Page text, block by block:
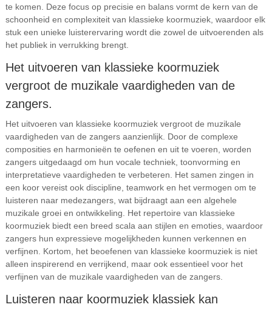
te komen. Deze focus op precisie en balans vormt de kern van de
schoonheid en complexiteit van klassieke koormuziek, waardoor elk
stuk een unieke luisterervaring wordt die zowel de uitvoerenden als
het publiek in verrukking brengt.
Het uitvoeren van klassieke koormuziek
vergroot de muzikale vaardigheden van de
zangers.
Het uitvoeren van klassieke koormuziek vergroot de muzikale
vaardigheden van de zangers aanzienlijk. Door de complexe
composities en harmonieën te oefenen en uit te voeren, worden
zangers uitgedaagd om hun vocale techniek, toonvorming en
interpretatieve vaardigheden te verbeteren. Het samen zingen in
een koor vereist ook discipline, teamwork en het vermogen om te
luisteren naar medezangers, wat bijdraagt aan een algehele
muzikale groei en ontwikkeling. Het repertoire van klassieke
koormuziek biedt een breed scala aan stijlen en emoties, waardoor
zangers hun expressieve mogelijkheden kunnen verkennen en
verfijnen. Kortom, het beoefenen van klassieke koormuziek is niet
alleen inspirerend en verrijkend, maar ook essentieel voor het
verfijnen van de muzikale vaardigheden van de zangers.
Luisteren naar koormuziek klassiek kan